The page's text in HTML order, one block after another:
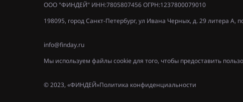
ООО "ФИНДЕЙ" ИНН:7805807456 ОГРН:1237800079010
198095, город Санкт-Петербург, ул Ивана Черных, д. 29 литера А,
info@finday.ru
Мы используем файлы cookie для того, чтобы предоставить
Политика конфиденциальности
© 2023, «ФИНДЕЙ»